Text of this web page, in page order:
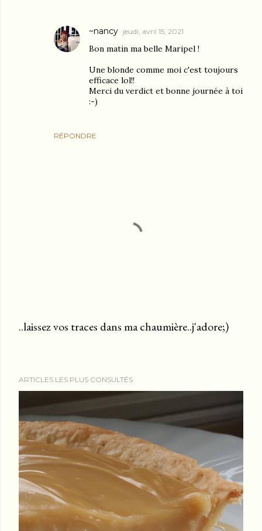
RÉPONDRE
~nancy jeudi, avril 15, 2021
Bon matin ma belle Maripel !
Une blonde comme moi c'est toujours
efficace lol!!
Merci du verdict et bonne journée à toi
:-)
e
i
s
t
r
e
r
u
n
..laissez vos traces dans ma chaumière..j'adore;)
ARTICLES LES PLUS CONSULTÉS